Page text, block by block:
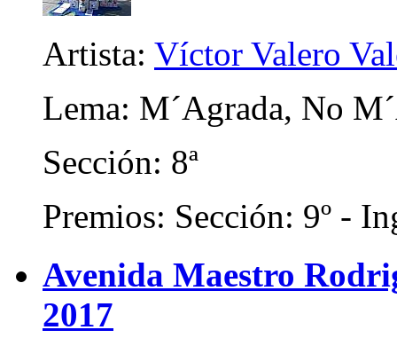
Artista: Víctor Valero
Lema: M´Agrada, No
Sección: 8ª
Premios: Sección: 9º -
Avenida Maestro
2017